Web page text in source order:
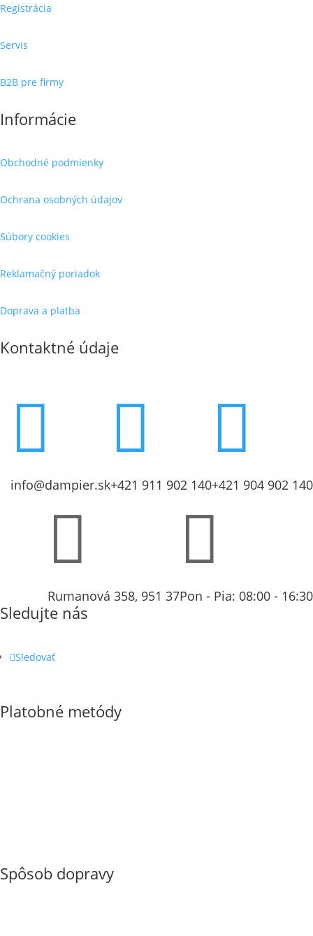
Registrácia
Servis
B2B pre firmy
Informácie
Obchodné podmienky
Ochrana osobných údajov
Súbory cookies
Reklamačný poriadok
Doprava a platba
Kontaktné údaje

+421 904 902 140

+421 911 902 140

info@dampier.sk

Pon - Pia: 08:00 - 16:30

Rumanová 358, 951 37
Sledujte nás
Sledovať
Platobné metódy
Spôsob dopravy